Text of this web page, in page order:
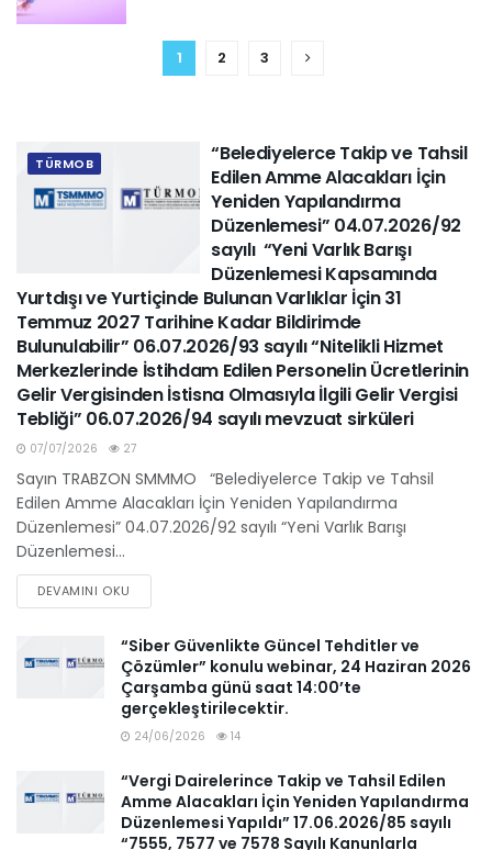
1 2 3
TÜRMOB
“Belediyelerce Takip ve Tahsil
Edilen Amme Alacakları İçin
Yeniden Yapılandırma
Düzenlemesi” 04.07.2026/92
sayılı “Yeni Varlık Barışı
Düzenlemesi Kapsamında
Yurtdışı ve Yurtiçinde Bulunan Varlıklar İçin 31
Temmuz 2027 Tarihine Kadar Bildirimde
Bulunulabilir” 06.07.2026/93 sayılı “Nitelikli Hizmet
Merkezlerinde İstihdam Edilen Personelin Ücretlerinin
Gelir Vergisinden İstisna Olmasıyla İlgili Gelir Vergisi
Tebliği” 06.07.2026/94 sayılı mevzuat sirküleri
07/07/2026 27
Sayın TRABZON SMMMO “Belediyelerce Takip ve Tahsil
Edilen Amme Alacakları İçin Yeniden Yapılandırma
Düzenlemesi” 04.07.2026/92 sayılı “Yeni Varlık Barışı
Düzenlemesi...
DEVAMINI OKU
“Siber Güvenlikte Güncel Tehditler ve
Çözümler” konulu webinar, 24 Haziran 2026
Çarşamba günü saat 14:00’te
gerçekleştirilecektir.
24/06/2026 14
“Vergi Dairelerince Takip ve Tahsil Edilen
Amme Alacakları İçin Yeniden Yapılandırma
Düzenlemesi Yapıldı” 17.06.2026/85 sayılı
“7555, 7577 ve 7578 Sayılı Kanunlarla